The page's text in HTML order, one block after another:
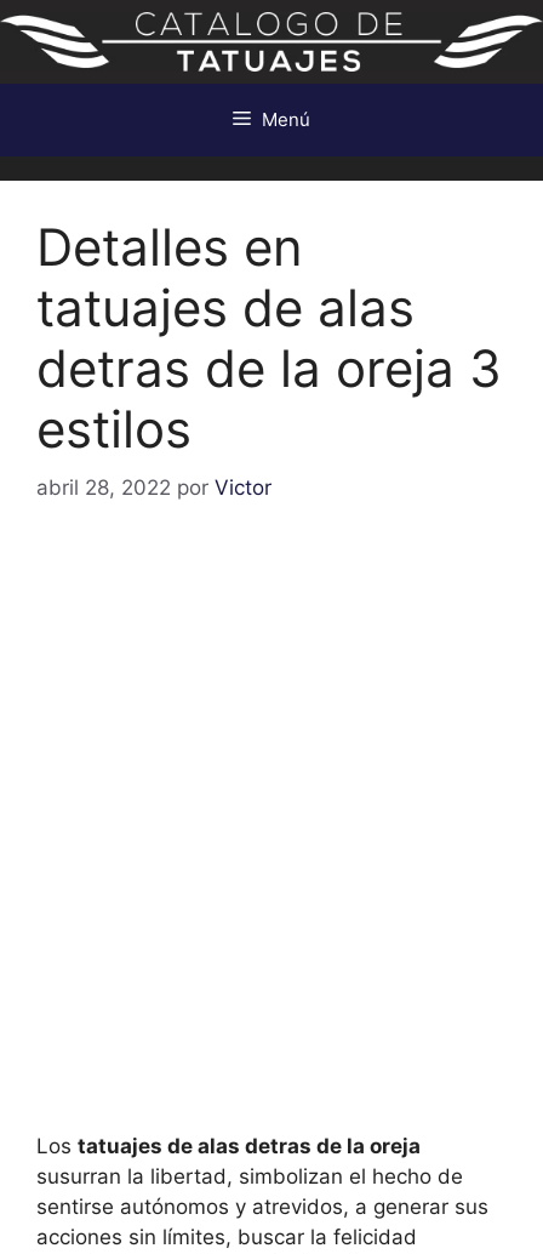
Saltar
contenido
Menú
Detalles en
tatuajes de alas
detras de la oreja 3
estilos
abril 28, 2022 por Victor
Los tatuajes de alas detras de la oreja
susurran la libertad, simbolizan el hecho de
sentirse autónomos y atrevidos, a generar sus
acciones sin límites, buscar la felicidad